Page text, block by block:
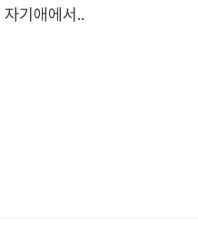
기애에서..